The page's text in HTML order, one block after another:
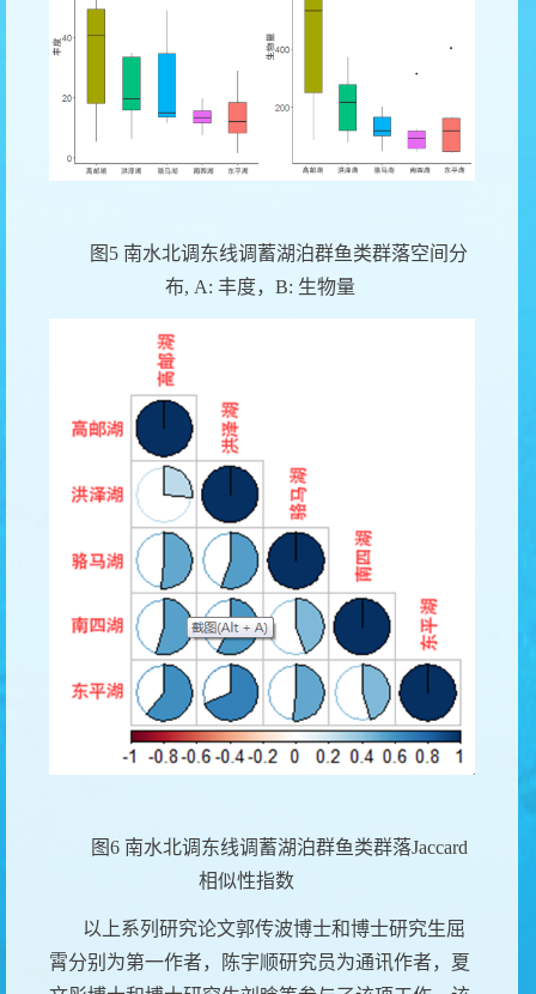
图 5 南水北调东线调蓄湖泊群鱼类群落空间分
布, A: 丰度， B: 生物量
图6 南水北调东线调蓄湖泊群鱼类群落Jaccard
相似性指数
以上系列研究论文郭传波博士和博士研究生屈
霄分别为第一作者，陈宇顺研究员为通讯作者，夏